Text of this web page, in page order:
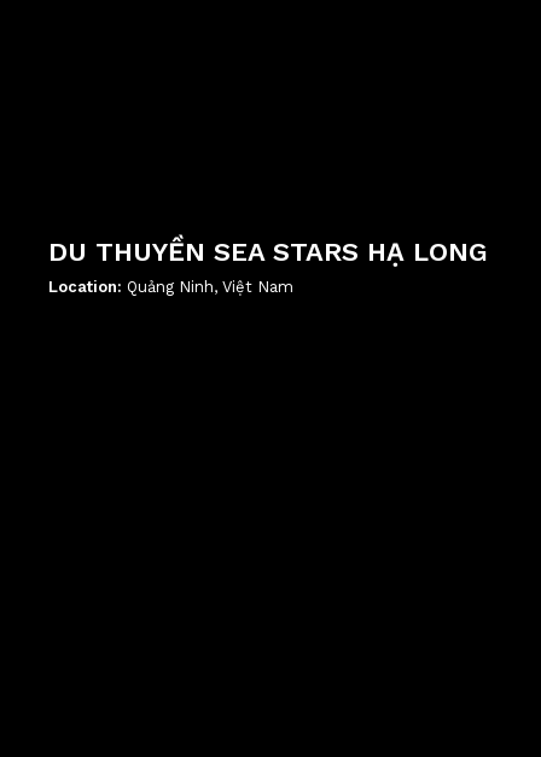
DU THUYỀN SEA STARS HẠ LONG
Location: Quảng Ninh, Việt Nam